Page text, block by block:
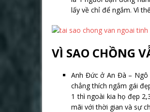
lấy về chỉ để ngắm. Vì
VÌ SAO CHỒNG
Anh Đức ở An Đà – Ngô
chẳng thích ngắm gái
1 thì ngoài kia họ đẹp
mãi với thời gian và sự